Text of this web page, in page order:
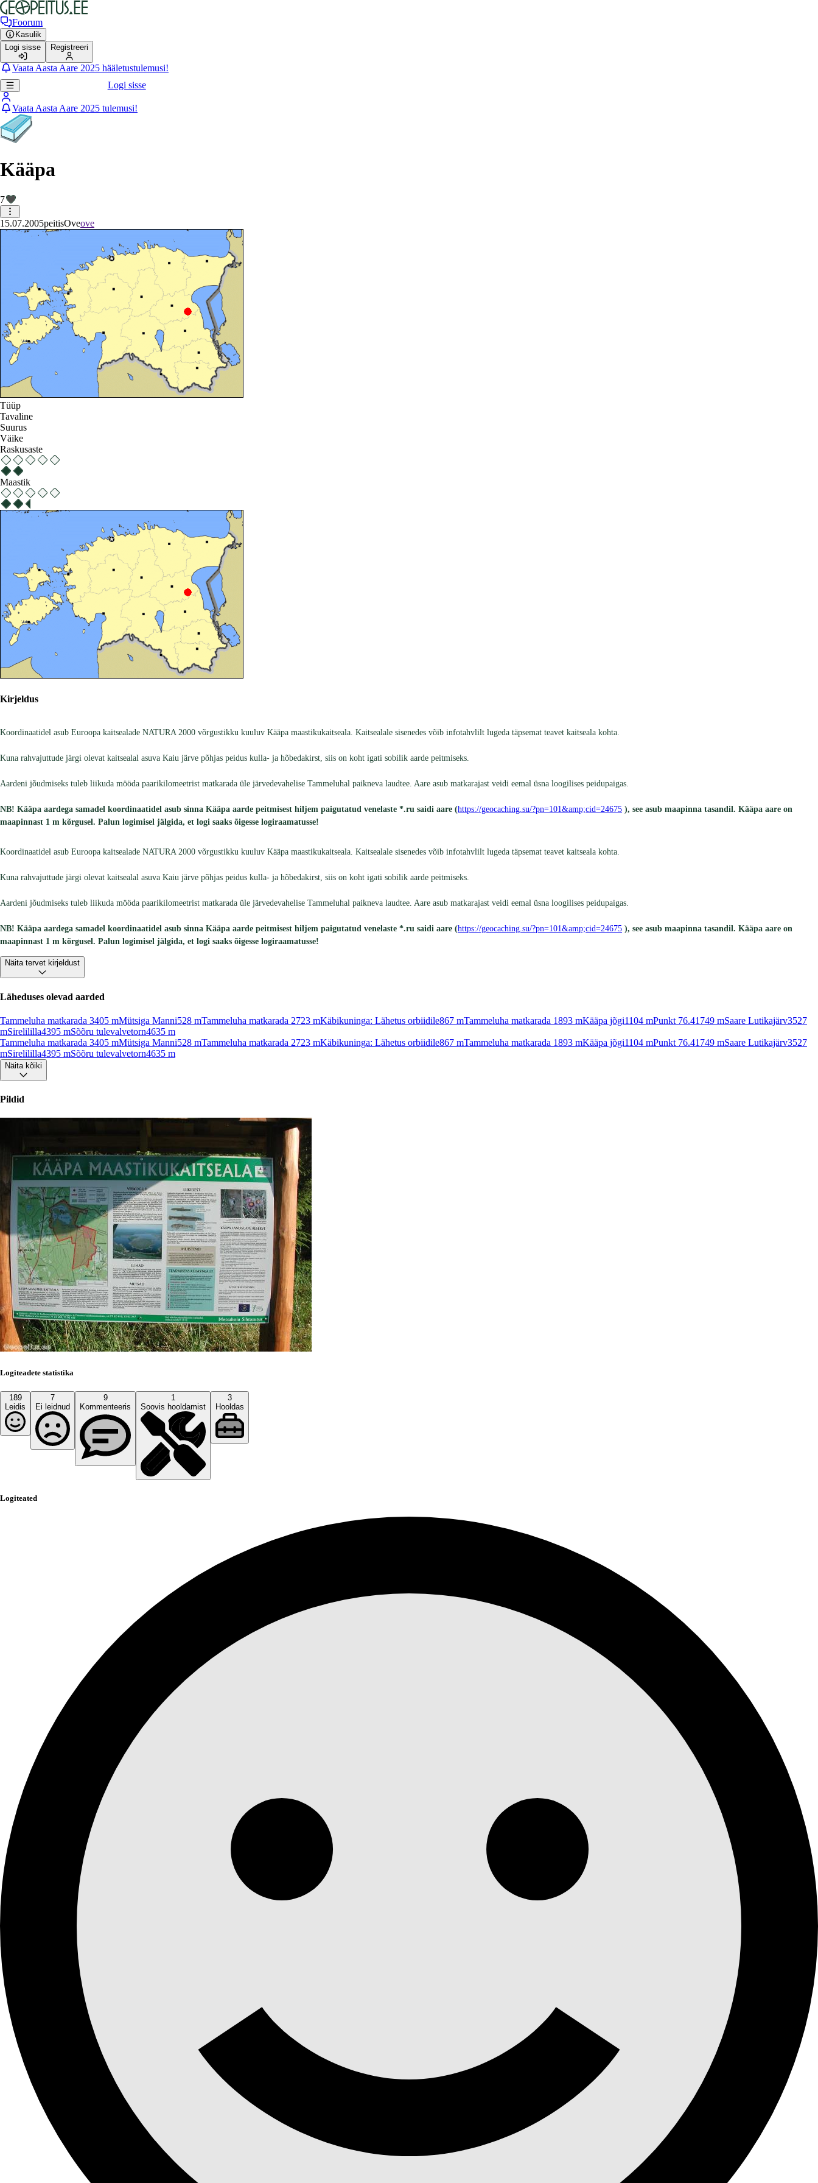
Foorum
Kasulik
Logi sisse
Registreeri
Vaata Aasta Aare 2025 hääletustulemusi!
Logi sisse
Vaata Aasta Aare 2025 tulemusi!
Kääpa
7
15.07.2005peitisOveove
Tüüp
Tavaline
Suurus
Väike
Raskusaste
Maastik
Kirjeldus
Koordinaatidel asub Euroopa kaitsealade NATURA 2000 võrgustikku kuuluv Kääpa maastikukaitseala. Kaitsealale sisenedes võib infotahvlilt lugeda täpsemat teavet kaitseala kohta.
Kuna rahvajuttude järgi olevat kaitsealal asuva Kaiu järve põhjas peidus kulla- ja hõbedakirst, siis on koht igati sobilik aarde peitmiseks.
Aardeni jõudmiseks tuleb liikuda mööda paarikilomeetrist matkarada üle järvedevahelise Tammeluhal paikneva laudtee. Aare asub matkarajast veidi eemal üsna loogilises peidupaigas.
NB! Kääpa aardega samadel koordinaatidel asub sinna Kääpa aarde peitmisest hiljem paigutatud venelaste *.ru saidi aare (https://geocaching.su/?pn=101&amp;cid=24675 ), see asub maapinna tasandil. Kääpa aare on
maapinnast 1 m kõrgusel. Palun logimisel jälgida, et logi saaks õigesse logiraamatusse!
Koordinaatidel asub Euroopa kaitsealade NATURA 2000 võrgustikku kuuluv Kääpa maastikukaitseala. Kaitsealale sisenedes võib infotahvlilt lugeda täpsemat teavet kaitseala kohta.
Kuna rahvajuttude järgi olevat kaitsealal asuva Kaiu järve põhjas peidus kulla- ja hõbedakirst, siis on koht igati sobilik aarde peitmiseks.
Aardeni jõudmiseks tuleb liikuda mööda paarikilomeetrist matkarada üle järvedevahelise Tammeluhal paikneva laudtee. Aare asub matkarajast veidi eemal üsna loogilises peidupaigas.
NB! Kääpa aardega samadel koordinaatidel asub sinna Kääpa aarde peitmisest hiljem paigutatud venelaste *.ru saidi aare (https://geocaching.su/?pn=101&amp;cid=24675 ), see asub maapinna tasandil. Kääpa aare on
maapinnast 1 m kõrgusel. Palun logimisel jälgida, et logi saaks õigesse logiraamatusse!
Näita tervet kirjeldust
Läheduses olevad aarded
Tammeluha matkarada 3405 mMütsiga Manni528 mTammeluha matkarada 2723 mKäbikuninga: Lähetus orbiidile867 mTammeluha matkarada 1893 mKääpa jõgi1104 mPunkt 76.41749 mSaare Lutikajärv3527
mSirelililla4395 mSõõru tulevalvetorn4635 m
Tammeluha matkarada 3405 mMütsiga Manni528 mTammeluha matkarada 2723 mKäbikuninga: Lähetus orbiidile867 mTammeluha matkarada 1893 mKääpa jõgi1104 mPunkt 76.41749 mSaare Lutikajärv3527
mSirelililla4395 mSõõru tulevalvetorn4635 m
Näita kõiki
Pildid
Logiteadete statistika
189
Leidis
7
Ei leidnud
9
Kommenteeris
1
Soovis hooldamist
3
Hooldas
Logiteated